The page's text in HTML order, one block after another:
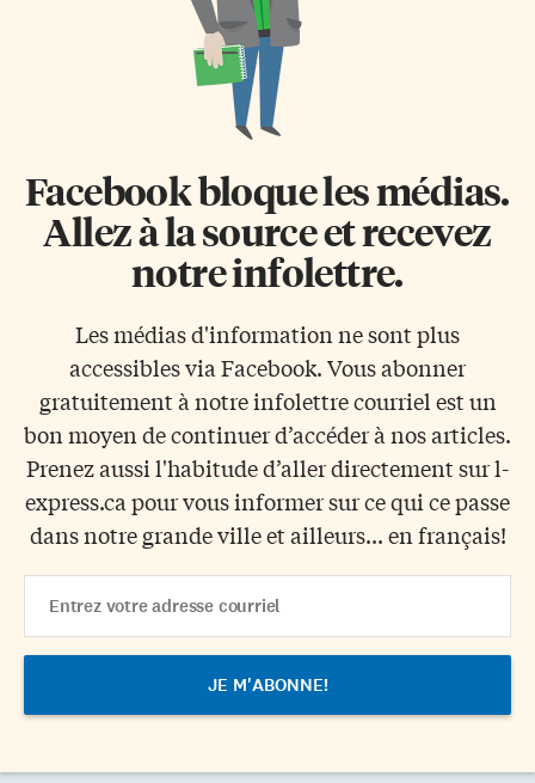
Facebook bloque les médias.
Allez à la source et recevez
notre infolettre.
Les médias d'information ne sont plus
accessibles via Facebook. Vous abonner
gratuitement à notre infolettre courriel est un
bon moyen de continuer d’accéder à nos articles.
Prenez aussi l'habitude d’aller directement sur l-
express.ca pour vous informer sur ce qui ce passe
dans notre grande ville et ailleurs... en français!
Address